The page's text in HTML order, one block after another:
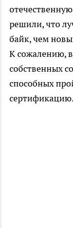
решили, что
байк, чем
К сожалению, в
собственных
способных
сертификацию.